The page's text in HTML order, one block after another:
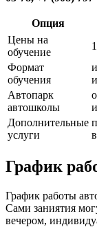
Опция
Цены на
обучение
Формат
обучения
Автопарк
автошколы
Дополнительные
услуги
График
График работы
Сами заниятия
вечером,